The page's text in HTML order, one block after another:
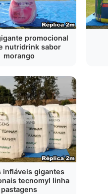
promocional
nutridrink sabor
morango
infláveis gigantes
tecnomyl linha
pastagens